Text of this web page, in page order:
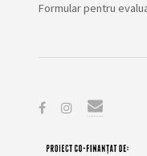
Formular pentru